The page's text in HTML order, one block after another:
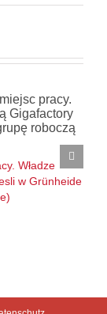
Władze
w Grünheide